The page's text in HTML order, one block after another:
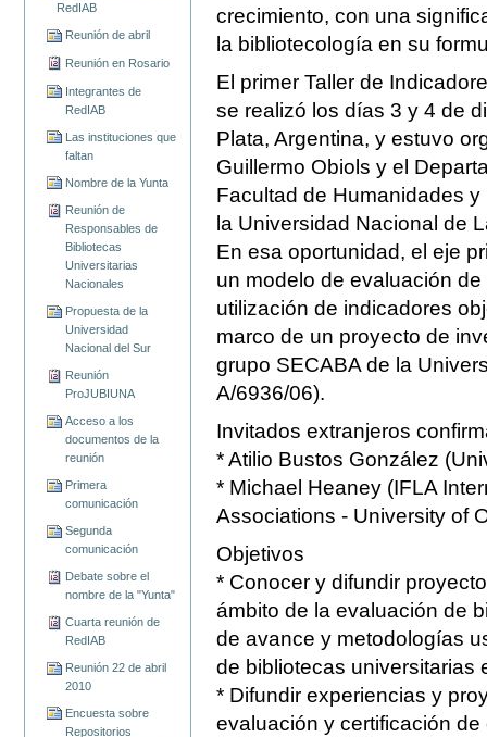
RedIAB
Reunión de abril
Reunión en Rosario
Integrantes de
RedIAB
Las instituciones que
faltan
Nombre de la Yunta
Reunión de
Responsables de
Bibliotecas
Universitarias
Nacionales
Propuesta de la
Universidad
Nacional del Sur
Reunión
ProJUBIUNA
Acceso a los
documentos de la
reunión
Primera
comunicación
Segunda
comunicación
Debate sobre el
nombre de la "Yunta"
Cuarta reunión de
RedIAB
Reunión 22 de abril
2010
Encuesta sobre
Repositorios
crecimiento, con una
la bibliotecología en su
El primer Taller de
se realizó los días 3 y 4 de
Plata, Argentina, y estuvo
Guillermo Obiols y el
Facultad de Humanidades
la Universidad Nacional de
En esa oportunidad, el eje
un modelo de evaluación
utilización de indicadores
marco de un proyecto de
grupo SECABA de la
A/6936/06).
Invitados extranjeros
* Atilio Bustos González
* Michael Heaney (IFLA
Associations - University of
Objetivos
* Conocer y difundir
ámbito de la evaluación de
de avance y metodologías
de bibliotecas universitarias
* Difundir experiencias y
evaluación y certificación